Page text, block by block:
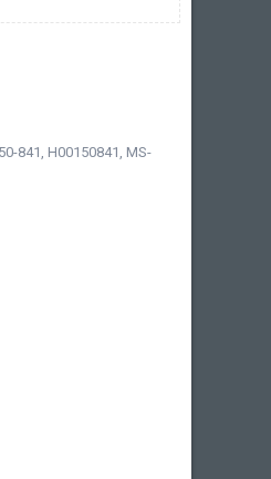
841, H00150841, MS-